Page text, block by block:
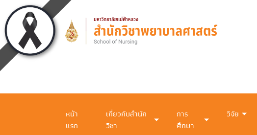
หน้า
แรก
เกี่ยวกับสำนัก
วิชา
การ
ศึกษา
วิจัย